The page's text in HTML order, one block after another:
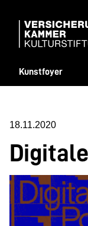
Kunstfoyer
18.11.2020